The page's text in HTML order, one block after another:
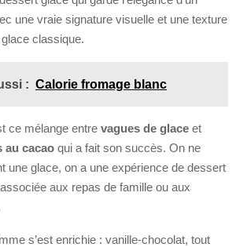
une vraie signature visuelle et une texture
glace classique.
: Calorie fromage blanc
ce mélange entre vagues de glace et
au cacao qui a fait son succès. On ne
une glace, on a une expérience de dessert
aux repas de famille ou aux
s’est enrichie : vanille-chocolat, tout